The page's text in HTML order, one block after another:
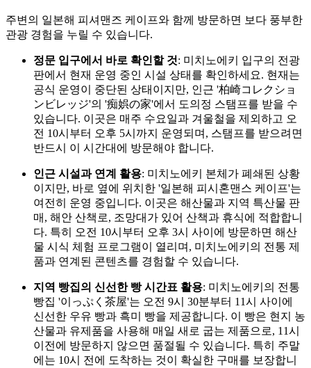
주변의 일본해 피셔맨즈 케이프와 함께 방문하면 보다 풍부한
관광 경험을 누릴 수 있습니다.
정문 입구에서 바로 확인할 것: 미치노에키 입구의 전광
판에서 현재 운영 중인 시설 상태를 확인하세요. 현재는
공식 운영이 중단된 상태이지만, 인근 '柏崎コレクショ
ンビレッジ'의 '痴娯の家'에서 도의정 스탬프를 받을 수
있습니다. 이곳은 매주 수요일과 겨울철을 제외하고 오
전 10시부터 오후 5시까지 운영되며, 스탬프를 받으려면
반드시 이 시간대에 방문해야 합니다.
인근 시설과 연계 활용: 미치노에키 본체가 폐쇄된 상황
이지만, 바로 옆에 위치한 '일본해 피시혼맨스 케이프'는
여전히 운영 중입니다. 이곳은 해산물과 지역 특산물 판
매, 해안 산책로, 조망대가 있어 산책과 휴식에 적합합니
다. 특히 오전 10시부터 오후 3시 사이에 방문하면 해산
물 시식 체험 프로그램이 열리며, 미치노에키의 전통 제
품과 연계된 콘텐츠를 경험할 수 있습니다.
지역 빵집의 신선한 빵 시간표 활용: 미치노에키의 전통
빵집 '이っぷく茶屋'는 오전 9시 30분부터 11시 사이에
신선한 우유 빵과 흑미 빵을 제공합니다. 이 빵은 현지 농
산물과 유제품을 사용해 매일 새로 굽는 제품으로, 11시
이전에 방문하지 않으면 품절될 수 있습니다. 특히 주말
에는 10시 전에 도착하는 것이 확실한 구매를 보장합니